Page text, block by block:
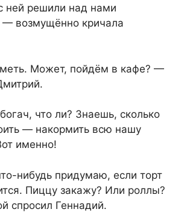
ней решили над нами
— возмущённо кричала
Может, пойдём в кафе? —
что ли? Знаешь, сколько
— накормить всю нашу
именно!
нибудь придумаю, если торт
Пиццу закажу? Или роллы?
спросил Геннадий.